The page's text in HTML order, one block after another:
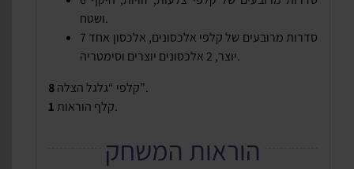
ושטח.
7 סדרות מרובעים של קלפי אלכסונים, אלכסון אחד
יוצר, 2 אלכסונים יוצרים וסימטריה.
8
קלפי “גלגל הצלה”.
1
קלף הוראות.
הוראות המשחק